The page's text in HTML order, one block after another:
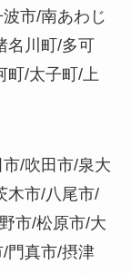
市/南あわじ
名川町/多可
町/太子町/上
/吹田市/泉大
木市/八尾市/
市/松原市/大
門真市/摂津